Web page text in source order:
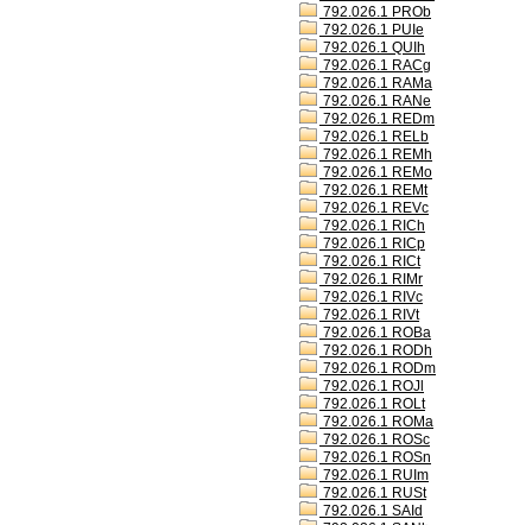
792.026.1 PROb
792.026.1 PUIe
792.026.1 QUIh
792.026.1 RACg
792.026.1 RAMa
792.026.1 RANe
792.026.1 REDm
792.026.1 RELb
792.026.1 REMh
792.026.1 REMo
792.026.1 REMt
792.026.1 REVc
792.026.1 RICh
792.026.1 RICp
792.026.1 RICt
792.026.1 RIMr
792.026.1 RIVc
792.026.1 RIVt
792.026.1 ROBa
792.026.1 RODh
792.026.1 RODm
792.026.1 ROJl
792.026.1 ROLt
792.026.1 ROMa
792.026.1 ROSc
792.026.1 ROSn
792.026.1 RUIm
792.026.1 RUSt
792.026.1 SAId